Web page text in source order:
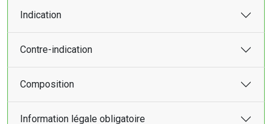
Indication
Contre-indication
Composition
Information légale obligatoire